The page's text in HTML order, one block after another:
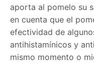
aporta al pomelo su
en cuenta que el
efectividad de
antihistamínicos y
mismo momento o